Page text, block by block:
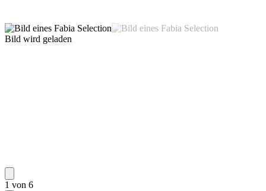
Bild wird geladen
1 von 6